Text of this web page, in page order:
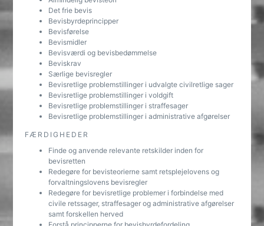
Det frie bevis
Bevisbyrdeprincipper
Bevisførelse
Bevismidler
Bevisværdi og bevisbedømmelse
Beviskrav
Særlige bevisregler
Bevisretlige problemstillinger i udvalgte civilretlige sager
Bevisretlige problemstillinger i voldgift
Bevisretlige problemstillinger i straffesager
Bevisretlige problemstillinger i administrative afgørelser
FÆRDIGHEDER
Finde og anvende relevante retskilder inden for
bevisretten
Redegøre for bevisteorierne samt retsplejelovens og
forvaltningslovens bevisregler
Redegøre for bevisretlige problemer i forbindelse med
civile retssager, straffesager og administrative afgørelser
samt forskellen herved